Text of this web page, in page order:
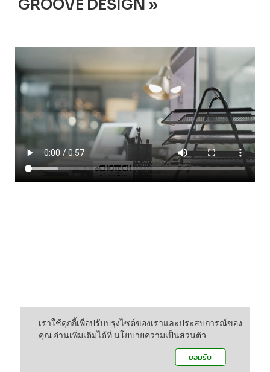
GROOVE DESIGN »
เราใช้คุกกี้เพื่อปรับปรุงไซต์ของเราและประสบการณ์ของ
คุณ อ่านเพิ่มเติมได้ที่นโยบายความเป็นส่วนตัว
ยอมรับ